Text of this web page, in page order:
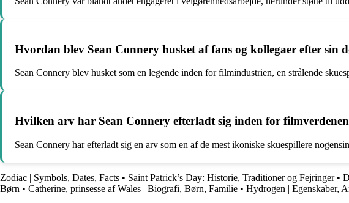
Hvordan blev Sean Connery husket af fans og kollegaer efter sin
Sean Connery blev husket som en legende inden for filmindustrien, en strålende
Hvilken arv har Sean Connery efterladt sig inden for
Sean Connery har efterladt sig en arv som en af de mest ikoniske skuespillere
Zodiac | Symbols, Dates, Facts • Saint Patrick’s Day: Historie, Traditioner og Fejringer•
Børn • Catherine, prinsesse af Wales | Biografi, Børn, Familie • Hydrogen | Egenskaber,